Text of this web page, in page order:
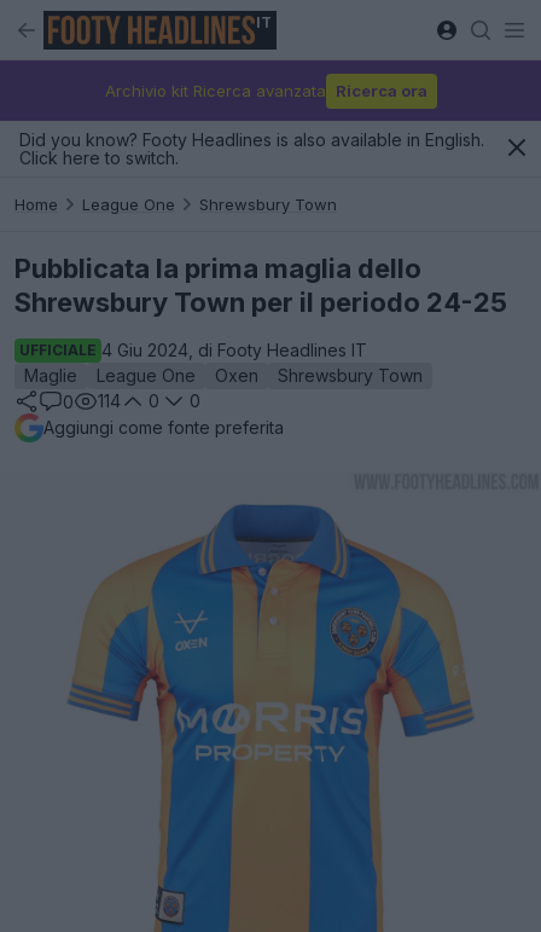
IT
Archivio kit Ricerca avanzata Ricerca ora
Did you know? Footy Headlines is also available in English.
Click here to switch.
Home League One Shrewsbury Town
Pubblicata la prima maglia dello
Shrewsbury Town per il periodo 24-25
UFFICIALE 4 Giu 2024, di Footy Headlines IT
Maglie
League One Oxen
Shrewsbury Town
0
114 0
0
Aggiungi come fonte preferita